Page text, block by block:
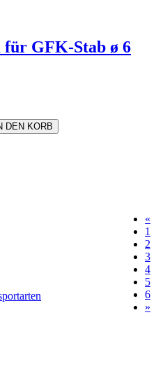
GFK-Stab ø 6
«
1
2
3
4
5
6
»